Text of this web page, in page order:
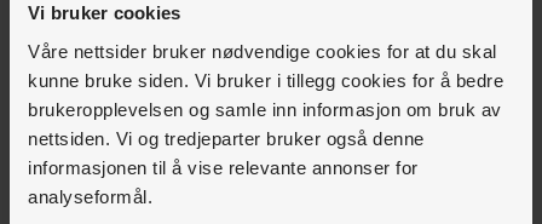
Vi bruker cookies
Våre nettsider bruker nødvendige cookies for at du skal
kunne bruke siden. Vi bruker i tillegg cookies for å bedre
brukeropplevelsen og samle inn informasjon om bruk av
nettsiden. Vi og tredjeparter bruker også denne
informasjonen til å vise relevante annonser for
analyseformål.
Ordningen organiseres av Enova. Informasjon
om innsending av søknad er lagt ut på
energitilskuddsordningen.no.